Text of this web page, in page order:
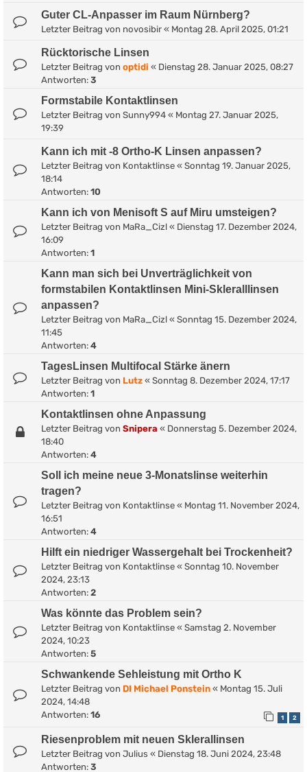
Guter CL-Anpasser im Raum Nürnberg?
Letzter Beitrag von novosibir « Montag 28. April 2025, 01:21
Rücktorische Linsen
Letzter Beitrag von optidi « Dienstag 28. Januar 2025, 08:27
Antworten: 3
Formstabile Kontaktlinsen
Letzter Beitrag von Sunny994 « Montag 27. Januar 2025,
19:39
Kann ich mit -8 Ortho-K Linsen anpassen?
Letzter Beitrag von Kontaktlinse « Sonntag 19. Januar 2025,
18:14
Antworten: 10
Kann ich von Menisoft S auf Miru umsteigen?
Letzter Beitrag von MaRa_Cizl « Dienstag 17. Dezember 2024,
16:09
Antworten: 1
Kann man sich bei Unverträglichkeit von
formstabilen Kontaktlinsen Mini-Skleralllinsen
anpassen?
Letzter Beitrag von MaRa_Cizl « Sonntag 15. Dezember 2024,
11:45
Antworten: 4
TagesLinsen Multifocal Stärke änern
Letzter Beitrag von Lutz « Sonntag 8. Dezember 2024, 17:17
Antworten: 1
Kontaktlinsen ohne Anpassung
Letzter Beitrag von Snipera « Donnerstag 5. Dezember 2024,
18:40
Antworten: 4
Soll ich meine neue 3-Monatslinse weiterhin
tragen?
Letzter Beitrag von Kontaktlinse « Montag 11. November 2024,
16:51
Antworten: 4
Hilft ein niedriger Wassergehalt bei Trockenheit?
Letzter Beitrag von Kontaktlinse « Sonntag 10. November
2024, 23:13
Antworten: 2
Was könnte das Problem sein?
Letzter Beitrag von Kontaktlinse « Samstag 2. November
2024, 10:23
Antworten: 5
Schwankende Sehleistung mit Ortho K
Letzter Beitrag von DI Michael Ponstein « Montag 15. Juli
2024, 14:48
Antworten: 16 1 2
Riesenproblem mit neuen Sklerallinsen
Letzter Beitrag von Julius « Dienstag 18. Juni 2024, 23:48
Antworten: 3